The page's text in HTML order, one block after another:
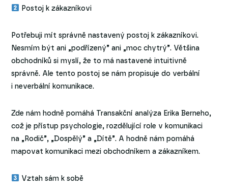
Postoj k zákazníkovi
Potřebuji mít správně nastavený postoj k zákazníkovi.
Nesmím být ani „podřízený” ani „moc chytrý”. Většina
obchodníků si myslí, že to má nastavené intuitivně
správně. Ale tento postoj se nám propisuje do verbální
i neverbální komunikace.
Zde nám hodně pomáhá Transakční analýza Erika Berneho,
což je přístup psychologie, rozdělující role v komunikaci
na „Rodič”, „Dospělý” a „Dítě”. A hodně nám pomáhá
mapovat komunikaci mezi obchodníkem a zákazníkem.
Vztah sám k sobě